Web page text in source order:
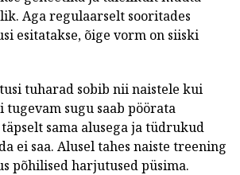
Aga regulaarselt sooritades
esitatakse, õige vorm on siiski
tuharad sobib nii naistele kui
tugevam sugu saab pöörata
sama alusega ja tüdrukud
ei saa. Alusel tahes naiste treening
põhilised harjutused püsima.